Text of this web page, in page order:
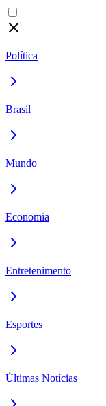
Política
Brasil
Mundo
Economia
Entretenimento
Esportes
Últimas Notícias